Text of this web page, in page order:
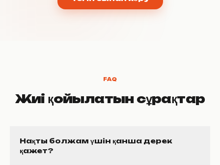
FAQ
Жиі қойылатын сұрақтар
Нақты болжам үшін қанша дерек
қажет?